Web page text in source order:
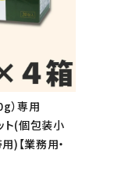
）専用
(個包装小
)【業務用・